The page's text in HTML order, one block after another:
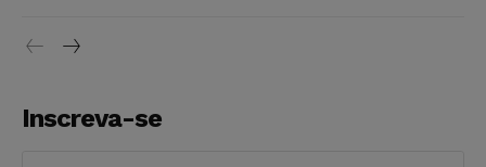
Inscreva-se